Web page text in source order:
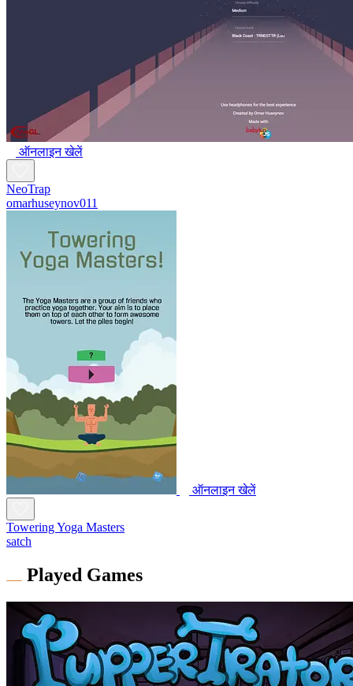
ऑनलाइन खेलें
NeoTrap
omarhuseynov011
ऑनलाइन खेलें
Towering Yoga Masters
satch
Played Games